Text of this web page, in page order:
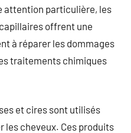
attention particulière, les
offrent une
à réparer les dommages
traitements chimiques
et cires sont utilisés
les cheveux. Ces produits